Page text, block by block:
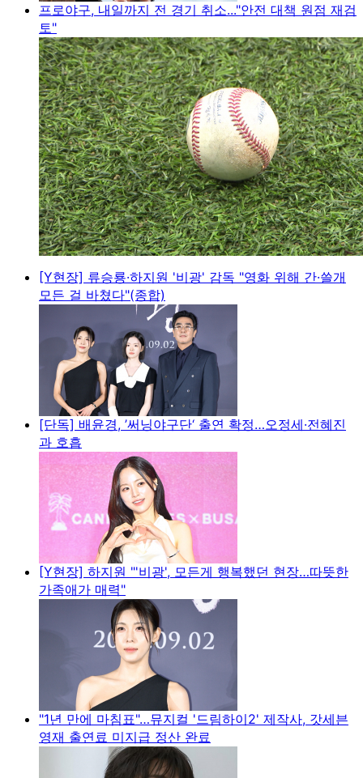
프로야구, 내일까지 전 경기 취소..."안전 대책 원점 재검
토"
[Y현장] 류승룡·하지원 '비광' 감독 "영화 위해 간·쓸개
모든 걸 바쳤다"(종합)
[단독] 배윤경, ’써닝야구단‘ 출연 확정…오정세·전혜진
과 호흡
[Y현장] 하지원 "'비광', 모든게 행복했던 현장…따뜻한
가족애가 매력"
"1년 만에 마침표"…뮤지컬 '드림하이2' 제작사, 갓세븐
영재 출연료 미지급 정산 완료